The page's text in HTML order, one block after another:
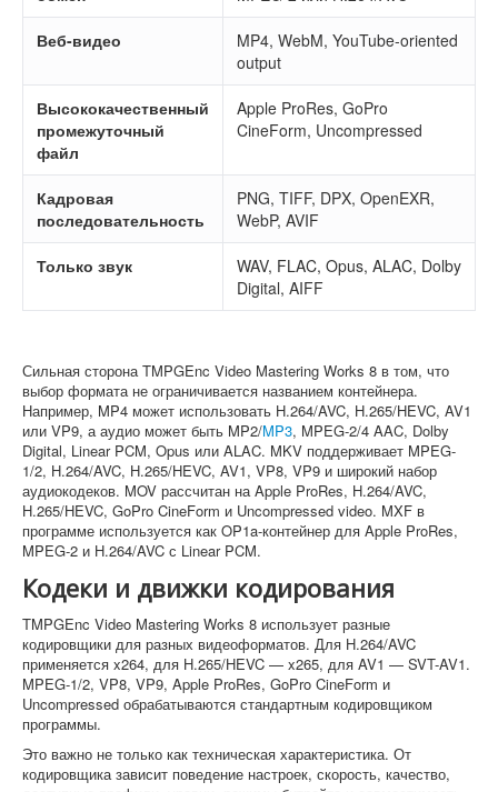
Веб-видео
MP4, WebM, YouTube-oriented
output
Высококачественный
промежуточный
файл
Apple ProRes, GoPro
CineForm, Uncompressed
Кадровая
последовательность
PNG, TIFF, DPX, OpenEXR,
WebP, AVIF
Только звук
WAV, FLAC, Opus, ALAC, Dolby
Digital, AIFF
Сильная сторона TMPGEnc Video Mastering Works 8 в том, что
выбор формата не ограничивается названием контейнера.
Например, MP4 может использовать H.264/AVC, H.265/HEVC, AV1
или VP9, а аудио может быть MP2/MP3, MPEG-2/4 AAC, Dolby
Digital, Linear PCM, Opus или ALAC. MKV поддерживает MPEG-
1/2, H.264/AVC, H.265/HEVC, AV1, VP8, VP9 и широкий набор
аудиокодеков. MOV рассчитан на Apple ProRes, H.264/AVC,
H.265/HEVC, GoPro CineForm и Uncompressed video. MXF в
программе используется как OP1a-контейнер для Apple ProRes,
MPEG-2 и H.264/AVC с Linear PCM.
Кодеки и движки кодирования
TMPGEnc Video Mastering Works 8 использует разные
кодировщики для разных видеоформатов. Для H.264/AVC
применяется x264, для H.265/HEVC — x265, для AV1 — SVT-AV1.
MPEG-1/2, VP8, VP9, Apple ProRes, GoPro CineForm и
Uncompressed обрабатываются стандартным кодировщиком
программы.
Это важно не только как техническая характеристика. От
кодировщика зависит поведение настроек, скорость, качество,